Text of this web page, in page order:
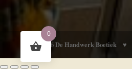
© 2026De Handwerk Boetiek ♥
0